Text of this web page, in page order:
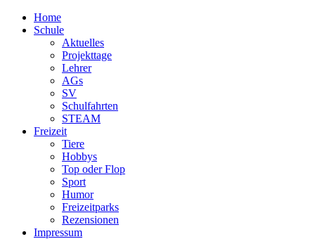
Home
Schule
Aktuelles
Projekttage
Lehrer
AGs
SV
Schulfahrten
STEAM
Freizeit
Tiere
Hobbys
Top oder Flop
Sport
Humor
Freizeitparks
Rezensionen
Impressum